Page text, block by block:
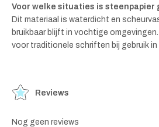
Voor welke situaties is steenpapier
Dit materiaal is waterdicht en
bruikbaar blijft in vochtige
voor traditionele schriften bij gebruik in
Reviews
Nog geen reviews